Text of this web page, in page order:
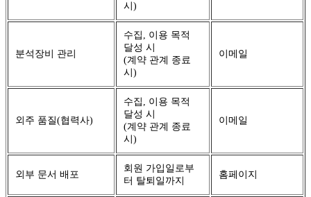
시)
분석장비 관리
수집, 이용 목적
달성 시
(계약 관계 종료
시)
이메일
외주 품질(협력사)
수집, 이용 목적
달성 시
(계약 관계 종료
시)
이메일
외부 문서 배포
회원 가입일로부
터 탈퇴일까지
홈페이지